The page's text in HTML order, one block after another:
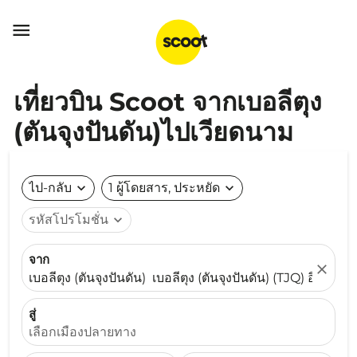

เที่ยวบิน Scoot จากเบอลีตุง
(ตันจุงปันดัน)ไปเวียดนาม
ไป-กลับ expand_more 1 ผู้โดยสาร, ประหยัด expand_more
รหัสโปรโมชั่น expand_more
จาก
เบอลีตุง (ตันจุงปันดัน) เบอลีตุง (ตันจุงปันดัน) (TJQ) อินโดนีเ
close
สู่
เลือกเมืองปลายทาง